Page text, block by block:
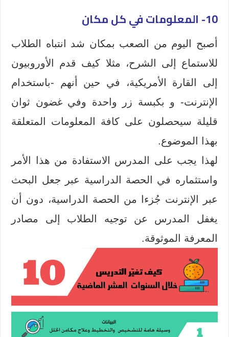
10- المعلومات في كل مكان
أصبح اليوم من الصعب بمكان شد انتباه الطلاب
للاستماع إلى الشرح، مثلا كيف قدم الأوروبيون
إلى القارة الأمريكية، في حين أنهم -باستخدام
الإنترنت- و بكبسة زر واحدة وفي غضون ثوان
قليلة سيحصلون على كافة المعلومات المتعلقة
بهذا الموضوع.
لهذا يجب على المدرس الاستفادة من هذا الأمر
واستثماره في الحصة الدراسية عبر جعل البحث
عبر الإنترنت جُزءا من الحصة الدراسية، دون أن
يغفل المدرس عن توجيه الطلاب إلى مصادر
المعرفة الموثوقة.